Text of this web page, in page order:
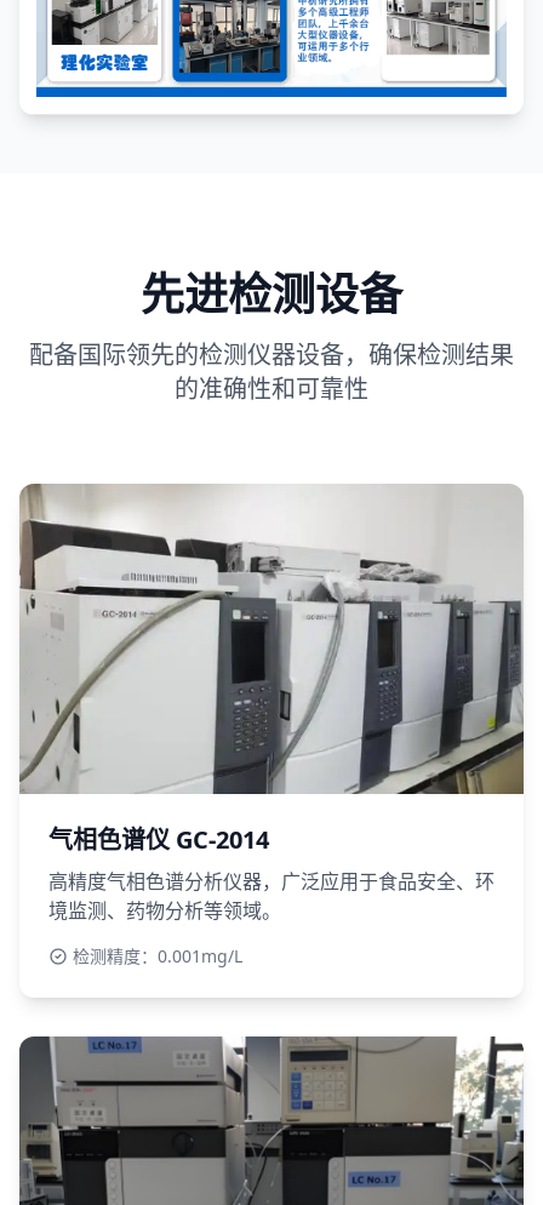
先进检测设备
配备国际领先的检测仪器设备，确保检测结果
的准确性和可靠性
气相色谱仪 GC-2014
高精度气相色谱分析仪器，广泛应用于食品安全、环
境监测、药物分析等领域。
检测精度：0.001mg/L